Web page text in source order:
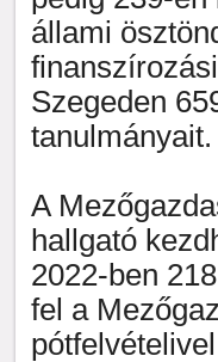
állami
Szegeden
tanulmányait.
A
hallgató
2022-ben
fel a